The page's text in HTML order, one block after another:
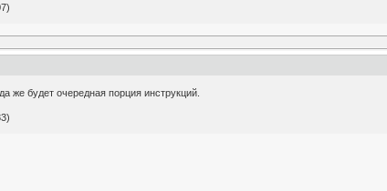
же будет очередная порция инструкций.